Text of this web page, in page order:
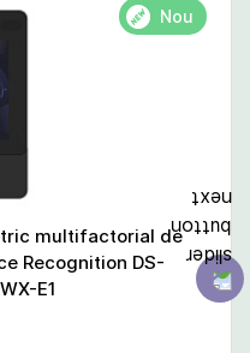
multifactorial de
Recognition DS-
E1
Nou